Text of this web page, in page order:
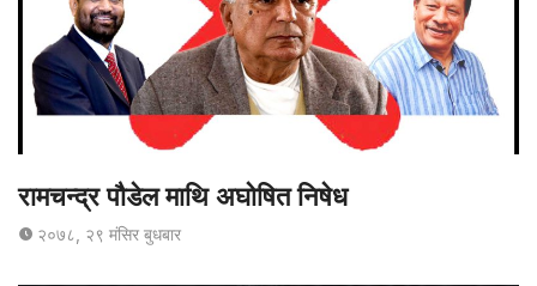
रामचन्द्र पौडेल माथि अघोषित निषेध
२०७८, २९ मंसिर बुधबार